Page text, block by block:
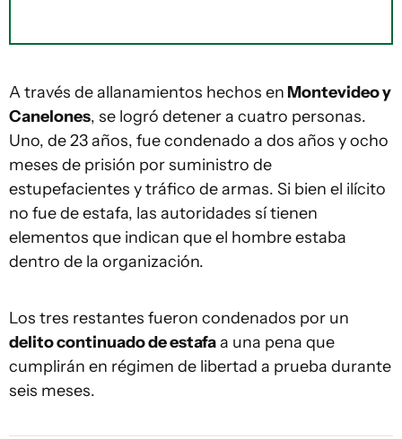
A través de allanamientos hechos en Montevideo y
Canelones, se logró detener a cuatro personas.
Uno, de 23 años, fue condenado a dos años y ocho
meses de prisión por suministro de
estupefacientes y tráfico de armas. Si bien el ilícito
no fue de estafa, las autoridades sí tienen
elementos que indican que el hombre estaba
dentro de la organización.
Los tres restantes fueron condenados por un
delito continuado de estafaa una pena que
cumplirán en régimen de libertad a prueba durante
seis meses.